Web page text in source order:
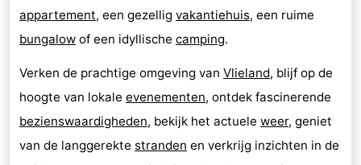
appartement, een gezellig vakantiehuis, een ruime
bungalow of een idyllische camping.
Verken de prachtige omgeving van Vlieland, blijf op de
hoogte van lokale evenementen, ontdek fascinerende
bezienswaardigheden, bekijk het actuele weer, geniet
van de langgerekte stranden en verkrijg inzichten in de